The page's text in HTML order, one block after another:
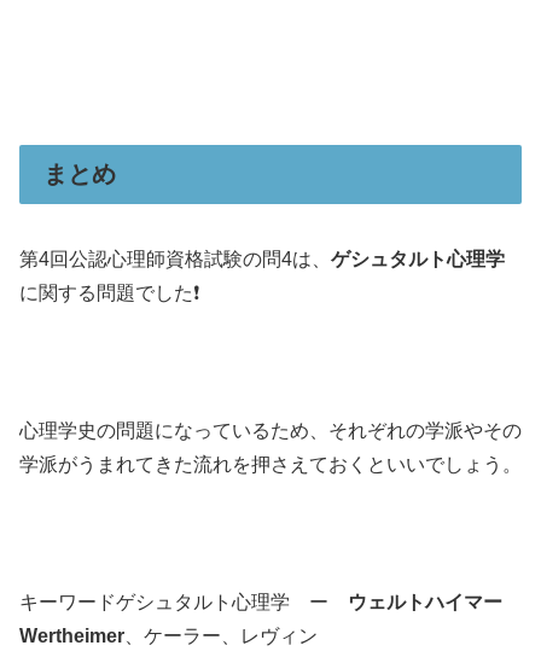
まとめ
第4回公認心理師資格試験の問4は、 ゲシュタルト心理学
に関する問題でした❗️
心理学史の問題になっているため、それぞれの学派やその
学派がうまれてきた流れを押さえておくといいでしょう。
キーワードゲシュタルト心理学 ー
ウェルトハイマー
Wertheimer 、ケーラー、レヴィン